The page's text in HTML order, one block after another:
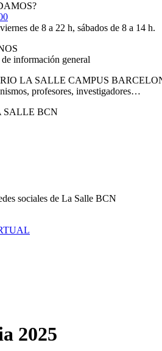
de 8 a 22 h, sábados de 8 a 14 h.
información general
LA SALLE CAMPUS
profesores, investigadores…
SALLE BCN
sociales de La Salle BCN
2025